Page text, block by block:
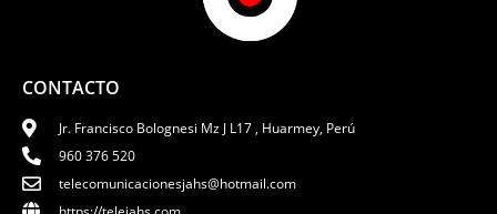
CONTACTO
Jr. Francisco Bolognesi Mz J L17 , Huarmey, Perú
960 376 520
telecomunicacionesjahs@hotmail.com